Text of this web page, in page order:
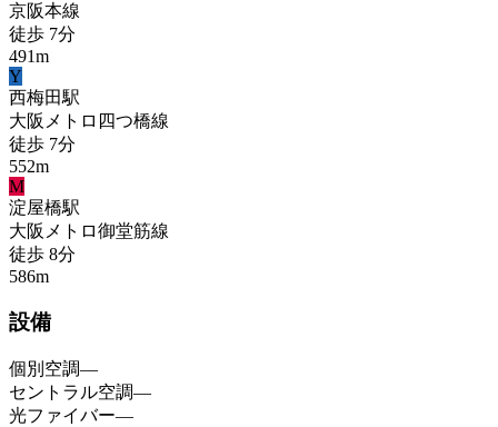
京阪本線
徒歩 7分
491m
Y
西梅田駅
大阪メトロ四つ橋線
徒歩 7分
552m
M
淀屋橋駅
大阪メトロ御堂筋線
徒歩 8分
586m
設備
個別空調—
セントラル空調—
光ファイバー—